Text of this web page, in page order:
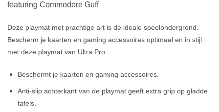
featuring Commodore Guff
Deze playmat met prachtige art is de ideale speelondergrond.
Bescherm je kaarten en gaming accessoires optimaal en in stijl
met deze playmat van Ultra Pro.
Beschermt je kaarten en gaming accessoires.
Anti-slip achterkant van de playmat geeft extra grip op gladde
tafels.